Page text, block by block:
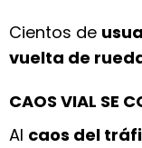
Cientos de
vuelta de
CAOS VIAL SE
Al caos del